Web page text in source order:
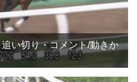
い切り・コメント/動きか